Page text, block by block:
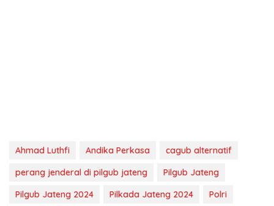
Ahmad Luthfi Andika Perkasa
cagub alternatif
perang jenderal di pilgub jateng
Pilgub Jateng
Pilgub Jateng 2024
Pilkada Jateng 2024 Polri